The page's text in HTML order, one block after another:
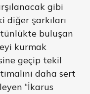
gibi
diğer şarkıları
buluşan
kurmak
geçip tekil
daha sert
“İkarus